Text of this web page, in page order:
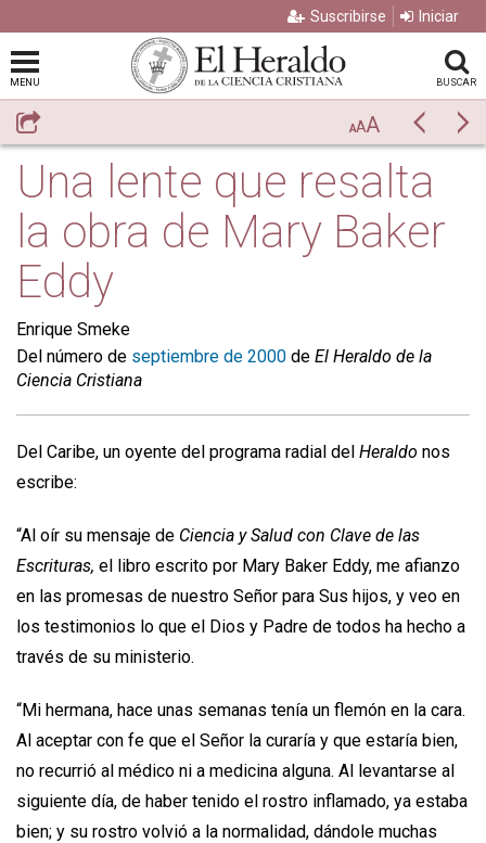
Suscribirse Iniciar
MENU BUSCAR
Compartir AAA Previo
Una lente que resalta
la obra de Mary Baker
Eddy
Enrique Smeke
Del número de septiembre de 2000 de El Heraldo de la
Ciencia Cristiana
Del Caribe, un oyente del programa radial del Heraldo nos
escribe:
“Al oír su mensaje de Ciencia y Salud con Clave de las
Escrituras, el libro escrito por Mary Baker Eddy, me afianzo
en las promesas de nuestro Señor para Sus hijos, y veo en
los testimonios lo que el Dios y Padre de todos ha hecho a
través de su ministerio.
“Mi hermana, hace unas semanas tenía un flemón en la cara.
Al aceptar con fe que el Señor la curaría y que estaría bien,
no recurrió al médico ni a medicina alguna. Al levantarse al
siguiente día, de haber tenido el rostro inflamado, ya estaba
bien; y su rostro volvió a la normalidad, dándole muchas